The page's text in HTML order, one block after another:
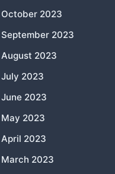
October 2023
September 2023
August 2023
July 2023
June 2023
May 2023
April 2023
March 2023